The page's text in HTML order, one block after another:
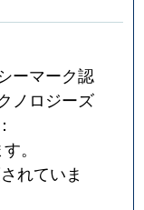
ーマーク認
ノロジーズ
。
れていま